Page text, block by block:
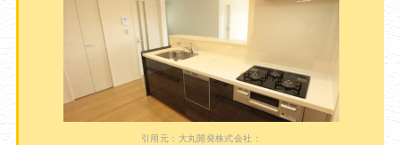
引用元：大丸開発株式会社：